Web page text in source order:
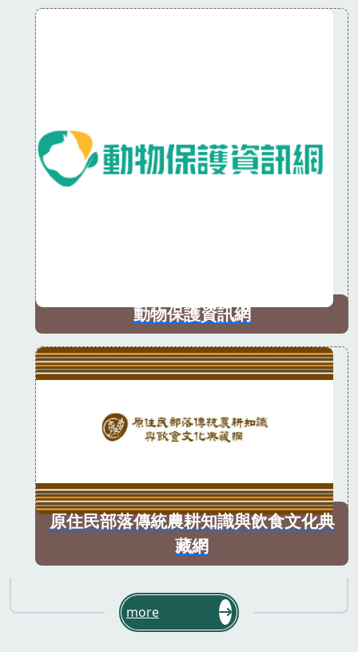
動物保護資訊網
原住民部落傳統農耕知識與飲食文化典
藏網
more